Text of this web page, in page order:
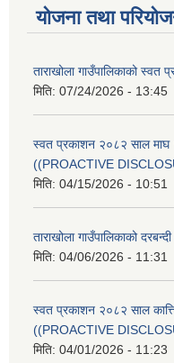
योजना तथा
ताराखोला गाउँपालिकाको
मिति: 07/24/2026 - 13:45
स्वत प्रकाशन २०८२ साल
((PROACTIVE
मिति: 04/15/2026 - 10:51
ताराखोला गाउँपालिकाको
मिति: 04/06/2026 - 11:31
स्वत प्रकाशन २०८२ साल
((PROACTIVE
मिति: 04/01/2026 - 11:23